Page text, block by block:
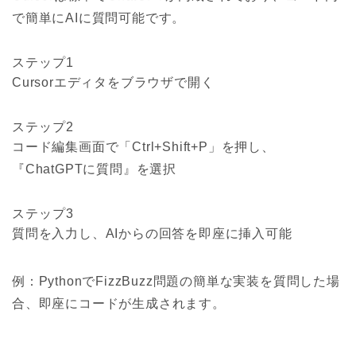
で簡単にAIに質問可能です。
ステップ1
Cursorエディタをブラウザで開く
ステップ2
コード編集画面で「Ctrl+Shift+P」を押し、
『ChatGPTに質問』を選択
ステップ3
質問を入力し、AIからの回答を即座に挿入可能
例：PythonでFizzBuzz問題の簡単な実装を質問した場
合、即座にコードが生成されます。